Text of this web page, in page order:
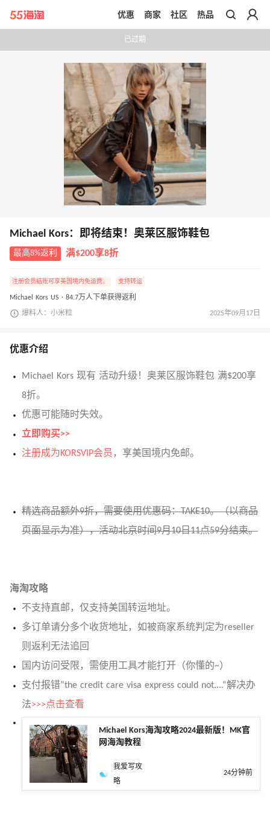
带你去官网买正品
优惠 商家 社区 热品
已过期
Michael Kors：即将结束！奥莱区服饰鞋包
最高8%返利 满$200享8折
注册会员结账可享美国境内免运费。 支持转运
Michael Kors US · 84.7万人下单获得返利
爆料人：小米粒 2025年09月17日
优惠介绍
Michael Kors 现有 活动升级！奥莱区服饰鞋包 满$200享
8折。
优惠可能随时失效。
立即购买>>
注册成为KORSVIP会员 ，享美国境内免邮。
精选商品额外9折，需要使用优惠码：TAKE10。（以商品
页面显示为准），活动北京时间9月10日11点59分结束。
海淘攻略
不支持直邮，仅支持美国转运地址。
多订单请分多个收货地址，如被商家系统判定为reseller
则返利无法追回
国内访问受限，需使用工具才能打开（你懂的~）
支付报错”the credit care visa express could not....“解决办
法>>>点击查看
Michael Kors海淘攻略2024最新版！MK官
网海淘教程
我爱写攻
略
24分钟前